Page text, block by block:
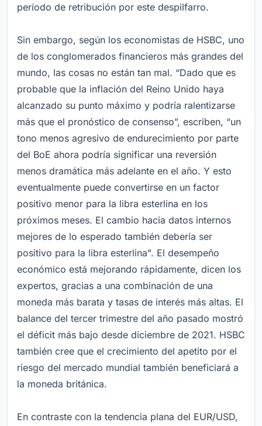
período de retribución por este despilfarro.
Sin embargo, según los economistas de HSBC, uno
de los conglomerados financieros más grandes del
mundo, las cosas no están tan mal. “Dado que es
probable que la inflación del Reino Unido haya
alcanzado su punto máximo y podría ralentizarse
más que el pronóstico de consenso”, escriben, “un
tono menos agresivo de endurecimiento por parte
del BoE ahora podría significar una reversión
menos dramática más adelante en el año. Y esto
eventualmente puede convertirse en un factor
positivo menor para la libra esterlina en los
próximos meses. El cambio hacia datos internos
mejores de lo esperado también debería ser
positivo para la libra esterlina". El desempeño
económico está mejorando rápidamente, dicen los
expertos, gracias a una combinación de una
moneda más barata y tasas de interés más altas. El
balance del tercer trimestre del año pasado mostró
el déficit más bajo desde diciembre de 2021. HSBC
también cree que el crecimiento del apetito por el
riesgo del mercado mundial también beneficiará a
la moneda británica.
En contraste con la tendencia plana del EUR/USD,